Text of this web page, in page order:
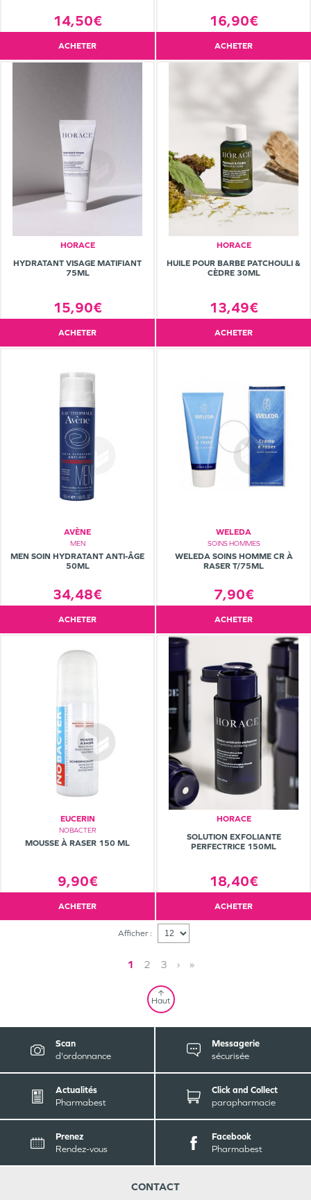
14,50€
ACHETER
16,90€
ACHETER
HORACE
HYDRATANT VISAGE MATIFIANT
75ML
15,90€
ACHETER
HORACE
HUILE POUR BARBE PATCHOULI &
CÈDRE 30ML
13,49€
ACHETER
AVÈNE
MEN
MEN SOIN HYDRATANT ANTI-ÂGE
50ML
34,48€
ACHETER
WELEDA
SOINS HOMMES
WELEDA SOINS HOMME CR À
RASER T/75ML
7,90€
ACHETER
EUCERIN
NOBACTER
MOUSSE À RASER 150 ML
9,90€
ACHETER
HORACE
SOLUTION EXFOLIANTE
PERFECTRICE 150ML
18,40€
ACHETER
Afficher :
1 2 3 › »
Haut
Scan
d'ordonnance
Messagerie
sécurisée
Actualités
Pharmabest
Click and Collect
parapharmacie
Prenez
Rendez-vous
Facebook
Pharmabest
CONTACT